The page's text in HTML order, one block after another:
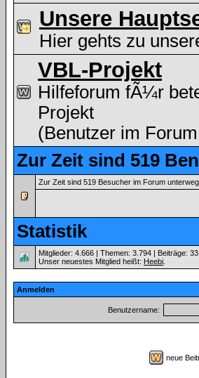
Unsere
Hier gehts zu
VBL-Projekt
Hilfeforum fÃ¼r
Projekt
(Benutzer im
Zur Zeit sind 519
Zur Zeit sind 519 Besucher im Forum
Statistik
Mitglieder: 4.666 | Themen: 3.794 | Beiträge:
Unser neuestes Mitglied heißt: Heebi
Anmelden
Benutzername:
neue